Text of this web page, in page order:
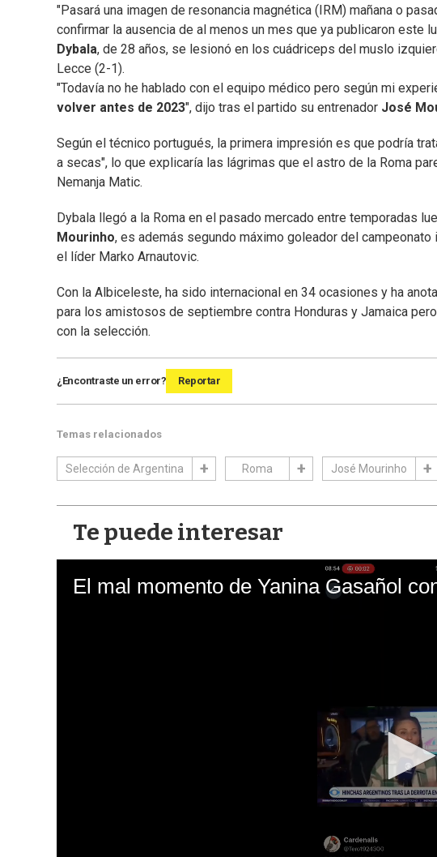
"Pasará una imagen de resonancia magnética (IRM) mañana o
confirmar la ausencia de al menos un mes que ya publicaron
Dybala, de 28 años, se lesionó en los cuádriceps del muslo
Lecce (2-1).
"Todavía no he hablado con el equipo médico pero según mi
volver antes de 2023", dijo tras el partido su entrenador José
Según el técnico portugués, la primera impresión es que podría
a secas", lo que explicaría las lágrimas que el astro de la Roma
Nemanja Matic.
Dybala llegó a la Roma en el pasado mercado entre temporadas
Mourinho, es además segundo máximo goleador del
el líder Marko Arnautovic.
Con la Albiceleste, ha sido internacional en 34 ocasiones y ha
para los amistosos de septiembre contra Honduras y Jamaica
con la selección.
¿Encontraste un error? Reportar
Temas relacionados
Selección de Argentina Roma José Mourinho
Te puede interesar